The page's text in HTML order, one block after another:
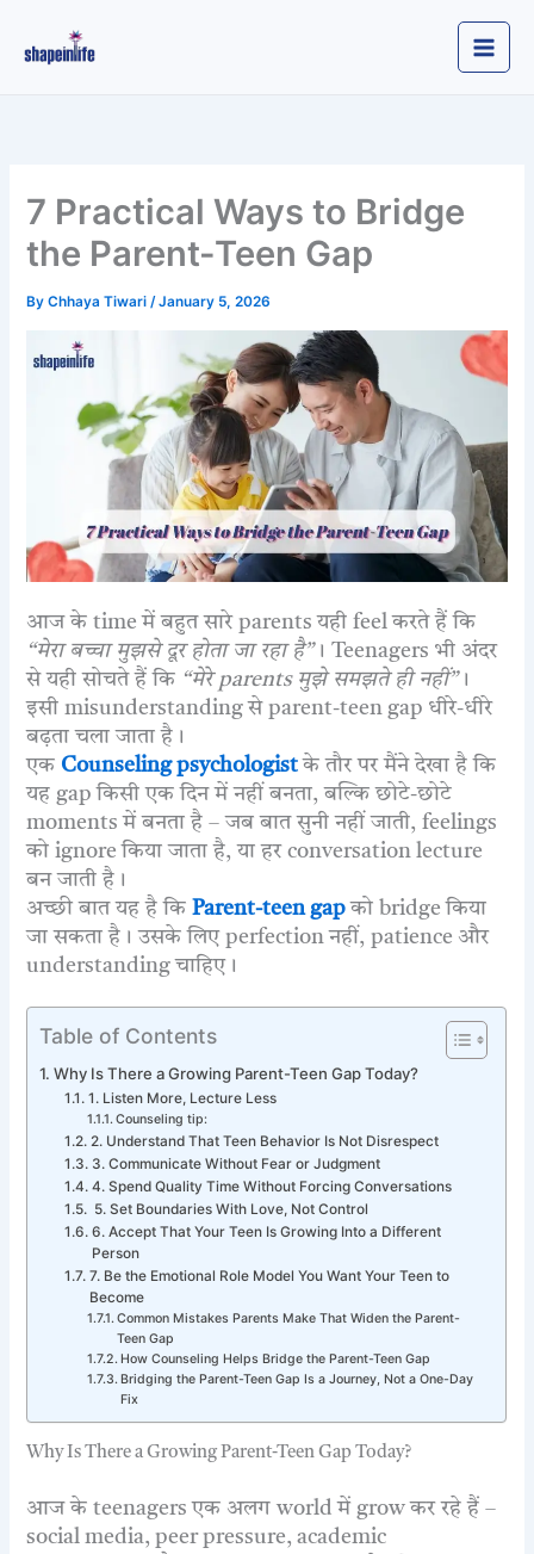
content
7 Practical Ways to Bridge
the Parent-Teen Gap
ByChhaya Tiwari/January 5, 2026
आज के time में बहुत सारे parents यही feel करते हैं कि
“मेरा बच्चा मुझसे दूर होता जा रहा है”। Teenagers भी अंदर
से यही सोचते हैं कि “मेरे parents मुझे समझते ही नहीं”।
इसी misunderstanding से parent-teen gap धीरे-धीरे
बढ़ता चला जाता है।
एक Counseling psychologistके तौर पर मैंने देखा है कि
यह gap किसी एक दिन में नहीं बनता, बल्कि छोटे-छोटे
moments में बनता है – जब बात सुनी नहीं जाती, feelings
को ignore किया जाता है, या हर conversation lecture
बन जाती है।
अच्छी बात यह है किParent-teen gapको bridge किया
जा सकता है। उसके लिए perfection नहीं, patience और
understanding चाहिए।
Table of Contents
Why Is There a Growing Parent-Teen Gap Today?
1. Listen More, Lecture Less
Counseling tip:
2. Understand That Teen Behavior Is Not Disrespect
3. Communicate Without Fear or Judgment
4. Spend Quality Time Without Forcing Conversations
5. Set Boundaries With Love, Not Control
6. Accept That Your Teen Is Growing Into a Different
Person
7. Be the Emotional Role Model You Want Your Teen to
Become
Common Mistakes Parents Make That Widen the Parent-
Teen Gap
How Counseling Helps Bridge the Parent-Teen Gap
Bridging the Parent-Teen Gap Is a Journey, Not a One-Day
Fix
Why Is There a Growing Parent-Teen Gap Today?
आज के teenagers एक अलग world में grow कर रहे हैं –
social media, peer pressure, academic